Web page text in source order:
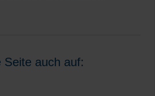
Seite auch auf: